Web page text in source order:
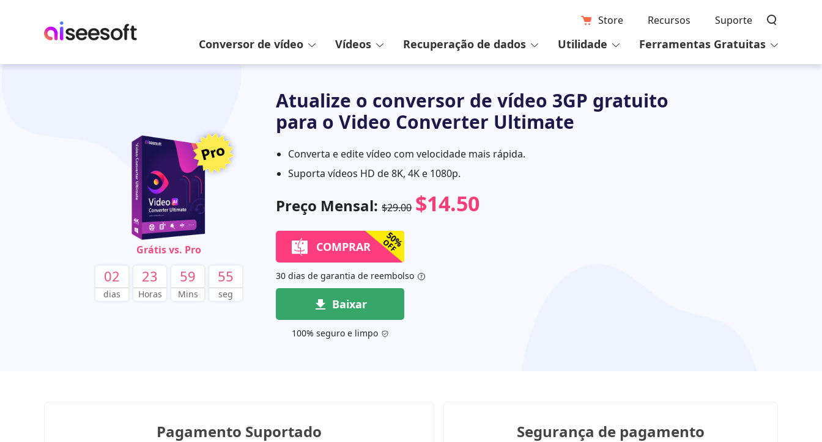
Store Recursos Suporte
Conversor de vídeo Vídeos Recuperação de dados Utilidade Ferramentas Gratuitas
Grátis vs. Pro
02
dias
23
Horas
59
Mins
54
seg
Atualize o conversor de vídeo 3GP gratuito
para o Video Converter Ultimate
Converta e edite vídeo com velocidade mais rápida.
Suporta vídeos HD de 8K, 4K e 1080p.
Preço Mensal: $29.00 $14.50
COMPRAR
AGORA
50%
OFF
30 dias de garantia de reembolso
Baixar
100% seguro e limpo
Pagamento Suportado Segurança de pagamento